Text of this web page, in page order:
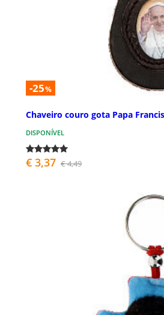
-25%
Chaveiro couro gota Papa
DISPONÍVEL
€ 3,37 € 4,49